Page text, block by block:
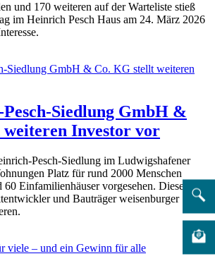
und 170 weiteren auf der Warteliste stieß
im Heinrich Pesch Haus am 24. März 2026
Siedlung GmbH &
Investor vor
Pesch-Siedlung im Ludwigshafener
Platz für rund 2000 Menschen
Einfamilienhäuser vorgesehen. Diese wird
und Bauträger weisenburger